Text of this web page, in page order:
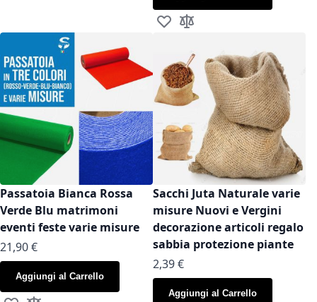
Aggiungi alla lista desideri
Aggiungi al confronto
Passatoia Bianca Rossa
Verde Blu matrimoni
eventi feste varie misure
As low as
21,90 €
Aggiungi al Carrello
Sacchi Juta Naturale varie
misure Nuovi e Vergini
decorazione articoli regalo
sabbia protezione piante
As low as
2,39 €
Aggiungi al Carrello